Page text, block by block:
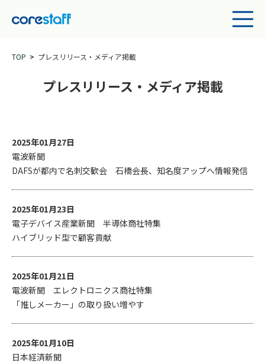
TOP プレスリリース・メディア掲載
プレスリリース・メディア掲載
2025年01月27日
電波新聞
DAFSが都内で名刺交歓会 石橋会長、知名度アップへ情報発信
2025年01月23日
電子デバイス産業新聞 半導体商社特集
ハイブリッド型で顧客貢献
2025年01月21日
電波新聞 エレクトロニクス商社特集
「推しメーカー」の取り扱い増やす
2025年01月10日
日本経済新聞